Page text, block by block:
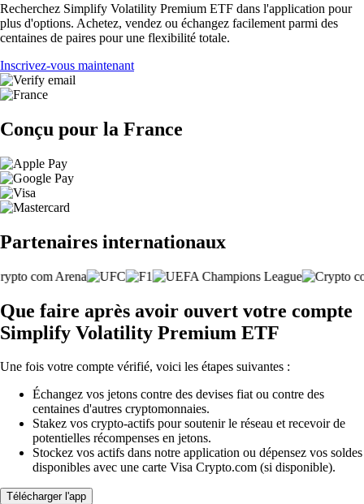
Recherchez Simplify Volatility Premium ETF dans l'application pour
plus d'options. Achetez, vendez ou échangez facilement parmi des
centaines de paires pour une flexibilité totale.
Inscrivez-vous maintenant
Conçu pour la France
Partenaires internationaux
Que faire après avoir ouvert votre compte
Simplify Volatility Premium ETF
Une fois votre compte vérifié, voici les étapes suivantes :
Échangez vos jetons contre des devises fiat ou contre des
centaines d'autres cryptomonnaies.
Stakez vos crypto-actifs pour soutenir le réseau et recevoir de
potentielles récompenses en jetons.
Stockez vos actifs dans notre application ou dépensez vos soldes
disponibles avec une carte Visa Crypto.com (si disponible).
Télécharger l'app